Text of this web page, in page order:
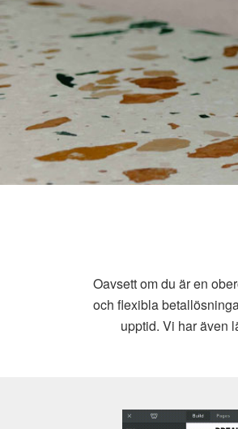
Oavsett om du är en
och flexibla
upptid. Vi har även